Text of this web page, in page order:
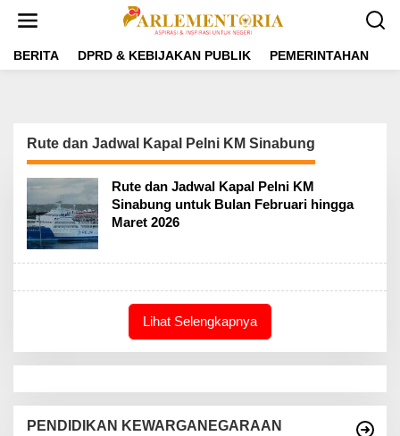
t
BERITA DPRD & KEBIJAKAN PUBLIK PEMERINTAHAN
Rute dan Jadwal Kapal Pelni KM Sinabung
Rute dan Jadwal Kapal Pelni KM
Sinabung untuk Bulan Februari hingga
Maret 2026
Lihat Selengkapnya
PENDIDIKAN KEWARGANEGARAAN